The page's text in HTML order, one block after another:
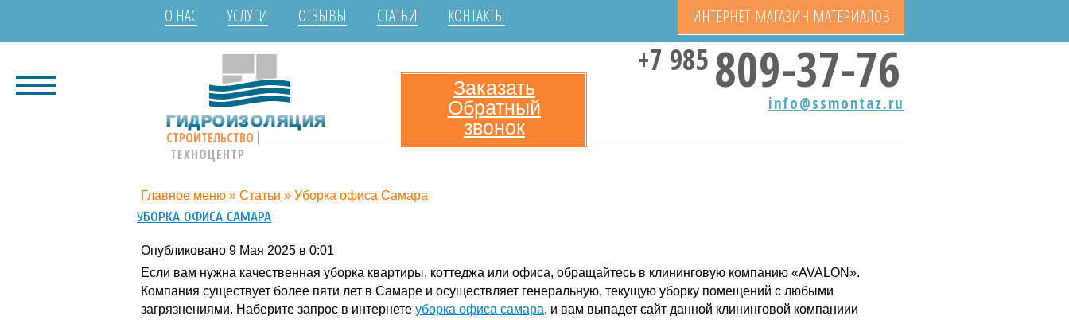
О НАС УСЛУГИ ОТЗЫВЫ СТАТЬИ КОНТАКТЫ ИНТЕРНЕТ-МАГАЗИН МАТЕРИАЛОВ
ГИДРОИЗОЛЯЦИЯ
СТРОИТЕЛЬСТВО
ТЕХНОЦЕНТР
+7 985809-37-76
info@ssmontaz.ru
Главное меню » Статьи » Уборка офиса Самара
УБОРКА ОФИСА САМАРА
Опубликовано 9 Мая 2025 в 0:01
Если вам нужна качественная уборка квартиры, коттеджа или офиса, обращайтесь в клининговую компанию «AVALON».
Компания существует более пяти лет в Самаре и осуществляет генеральную, текущую уборку помещений с любыми
загрязнениями. Наберите запрос в интернете уборка офиса самара, и вам выпадет сайт данной клининговой компаниии
Заказать
Обратный
звонок